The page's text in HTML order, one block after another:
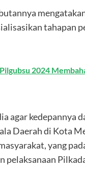
tahapan
2024
agar kedepannya
Daerah di Kota
yang